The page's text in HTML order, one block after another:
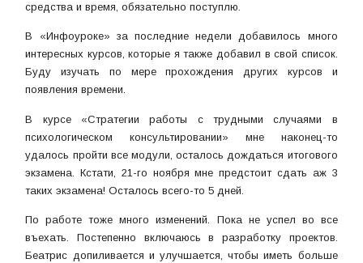
средства и время, обязательно поступлю.
В «Инфоуроке» за последние недели добавилось много
интересных курсов, которые я также добавил в свой список.
Буду изучать по мере прохождения других курсов и
появления времени.
В курсе «Стратегии работы с трудными случаями в
психологическом консультировании» мне наконец-то
удалось пройти все модули, осталось дождаться итогового
экзамена. Кстати, 21-го ноября мне предстоит сдать аж 3
таких экзамена! Осталось всего-то 5 дней.
По работе тоже много изменений. Пока не успел во все
въехать. Постепенно включаюсь в разработку проектов.
Беатрис допиливается и улучшается, чтобы иметь больше